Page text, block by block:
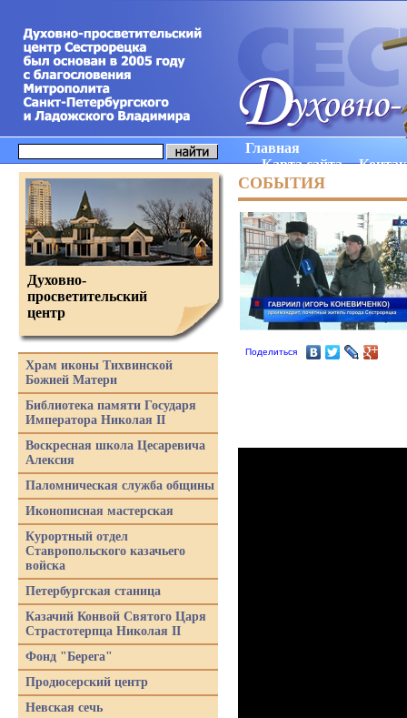
Главная
Карта сайта
СОБЫТИЯ
Поделиться
Духовно-
просветительский
центр
Храм иконы Тихвинской
Божией Матери
Библиотека памяти Государя
Императора Николая II
Воскресная школа Цесаревича
Алексия
Паломническая служба общины
Иконописная мастерская
Курортный отдел
Ставропольского казачьего
войска
Петербургская станица
Казачий Конвой Святого Царя
Страстотерпца Николая II
Фонд "Берега"
Продюсерский центр
Невская сечь